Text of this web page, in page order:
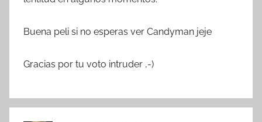
Buena peli si no esperas ver Candyman jeje
Gracias por tu voto intruder ,-)